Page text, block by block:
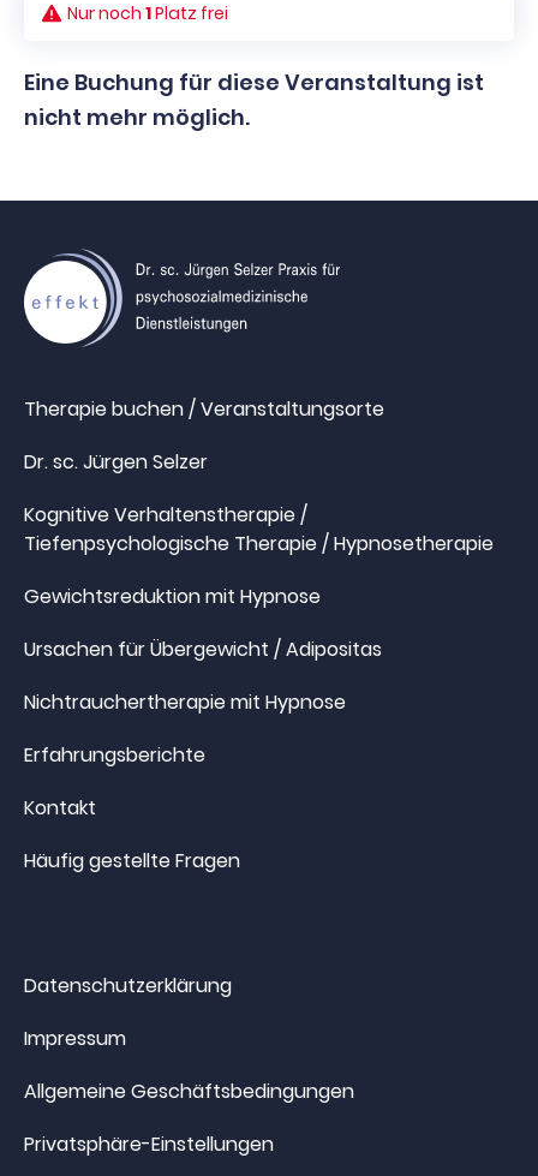
Nur noch 1Platz frei
Eine Buchung für diese Veranstaltung ist
nicht mehr möglich.
Therapie buchen / Veranstaltungsorte
Dr. sc. Jürgen Selzer
Kognitive Verhaltenstherapie /
Tiefenpsychologische Therapie / Hypnosetherapie
Gewichtsreduktion mit Hypnose
Ursachen für Übergewicht / Adipositas
Nichtrauchertherapie mit Hypnose
Erfahrungsberichte
Kontakt
Häufig gestellte Fragen
Datenschutzerklärung
Impressum
Allgemeine Geschäftsbedingungen
Privatsphäre-Einstellungen